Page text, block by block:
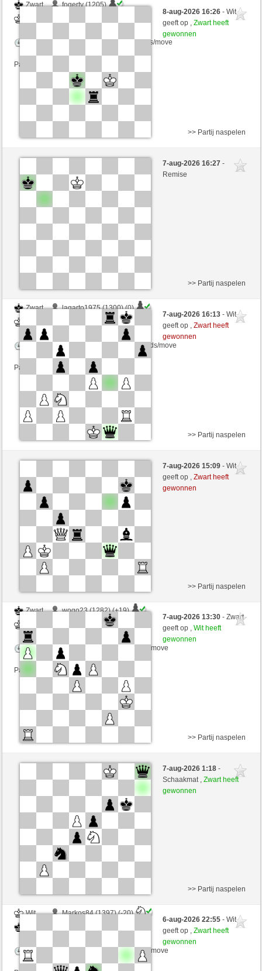
Zwart
fogerty (1205)
Speelduur: 20 minutes/side + 8 seconds/move
Partij telt mee voor de ranglijst
8-aug-2026 16:26- Wit
geeft op ,Zwart heeft
gewonnen
Wit
suazo (1234) (-13)
Speelduur: 9 minutes/side + 8 seconds/move
>> Partij naspelen
7-aug-2026 16:27-
Remise
Zwart
lagarto1975 (1300) (0)
VITORIA (1300) (0)
Speelduur: 10 minutes/side + 10 seconds/move
Partij telt mee voor de ranglijst
>> Partij naspelen
7-aug-2026 16:13- Wit
geeft op ,Zwart heeft
gewonnen
Zwart
esaurito123LT (1237) (+20)
Speelduur: 8 minutes/side + 0 seconds/move
Partij telt mee voor de ranglijst
>> Partij naspelen
7-aug-2026 15:09- Wit
geeft op ,Zwart heeft
gewonnen
Zwart
wogo23 (1282) (+19)
VITORIA (1339) (-19)
Speelduur: 5 minutes/side + 0 seconds/move
Partij telt mee voor de ranglijst
>> Partij naspelen
7-aug-2026 13:30- Zwart
geeft op ,Wit heeft
gewonnen
Zwart
marson (1327) (-16)
VITORIA (1323) (+16)
Speelduur: 5 minutes/side + 8 seconds/move
Partij telt mee voor de ranglijst
>> Partij naspelen
7-aug-2026 1:18-
Schaakmat ,Zwart heeft
gewonnen
Wit
Markos84 (1397) (-20)
Speelduur: 5 minutes/side + 8 seconds/move
>> Partij naspelen
6-aug-2026 22:55- Wit
geeft op ,Zwart heeft
gewonnen